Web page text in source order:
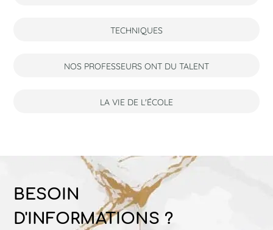
TECHNIQUES
NOS PROFESSEURS ONT DU TALENT
LA VIE DE L'ÉCOLE
BESOIN
D'INFORMATIONS ?